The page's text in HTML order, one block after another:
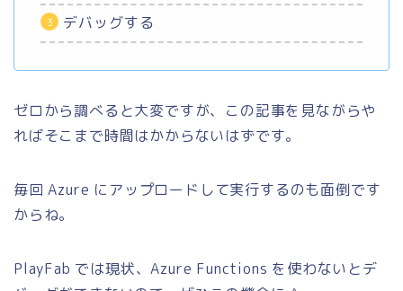
デバッグする
ゼロから調べると大変ですが、この記事を見ながらや
ればそこまで時間はかからないはずです。
毎回 Azure にアップロードして実行するのも面倒です
からね。
PlayFab では現状、Azure Functions を使わないとデ